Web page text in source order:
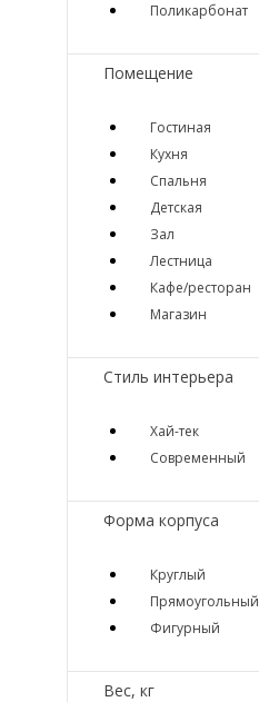
Поликарбонат
Помещение
Гостиная
Кухня
Спальня
Детская
Зал
Лестница
Кафе/ресторан
Магазин
Стиль интерьера
Хай-тек
Современный
Форма корпуса
Круглый
Прямоугольный
Фигурный
Вес, кг